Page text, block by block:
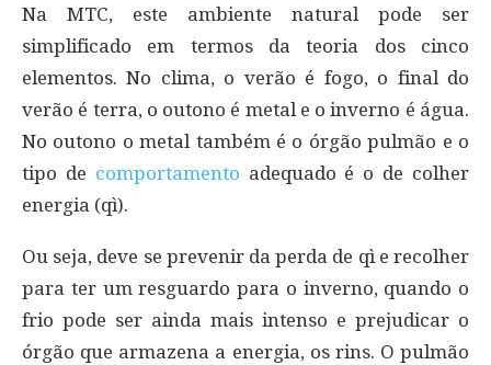
Na MTC, este ambiente natural pode ser
simplificado em termos da teoria dos cinco
elementos. No clima, o verão é fogo, o final do
verão é terra, o outono é metal e o inverno é água.
No outono o metal também é o órgão pulmão e o
tipo de comportamento adequado é o de colher
energia (qì).
Ou seja, deve se prevenir da perda de qì e recolher
para ter um resguardo para o inverno, quando o
frio pode ser ainda mais intenso e prejudicar o
órgão que armazena a energia, os rins. O pulmão